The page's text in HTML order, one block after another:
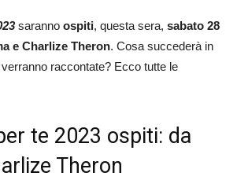
saranno ospiti, questa sera, sabato 28
e Charlize Theron. Cosa succederà in
raccontate? Ecco tutte le
te 2023 ospiti: da
Theron